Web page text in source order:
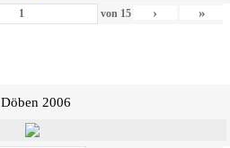
von 15 › »
Döben 2006